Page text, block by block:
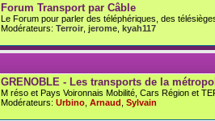
Forum Transport par Câble
Le Forum pour parler des téléphériques, des
Modérateurs: Terroir jerome kyah117
GRENOBLE - Les transports de la
M réso et Pays Voironnais Mobilité, Cars Région et
Modérateurs: Urbino Arnaud Sylvain